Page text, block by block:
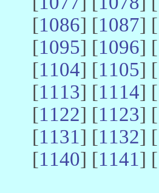
[1086] [1087] [
[1095] [1096] [
[1104] [1105] [
[1113] [1114] [
[1122] [1123] [
[1131] [1132] [
[1140] [1141] [